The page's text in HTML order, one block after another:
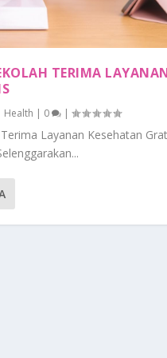
TERIMA
Health | 0 |
Layanan Kesehatan